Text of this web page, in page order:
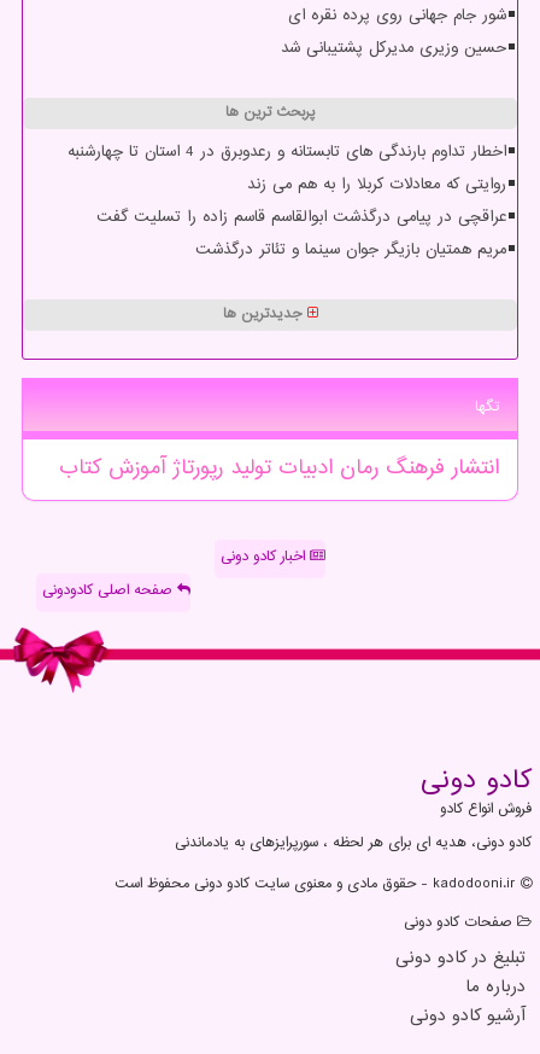
شور جام جهانی روی پرده نقره ای
حسین وزیری مدیرکل پشتیبانی شد
پربحث ترین ها
اخطار تداوم بارندگی های تابستانه و رعدوبرق در 4 استان تا چهارشنبه
روایتی که معادلات کربلا را به هم می زند
عراقچی در پیامی درگذشت ابوالقاسم قاسم زاده را تسلیت گفت
مریم همتیان بازیگر جوان سینما و تئاتر درگذشت
جدیدترین ها
تگها
انتشار فرهنگ رمان ادبیات تولید رپورتاژآموزشكتاب
اخبار کادو دونی
صفحه اصلی کادودونی
كادو دونی
فروش انواع کادو
کادو دونی، هدیه ای برای هر لحظه ، سورپرایزهای به یادماندنی
صفحات كادو دونی
تبلیغ در كادو دونی
درباره ما
آرشیو كادو دونی